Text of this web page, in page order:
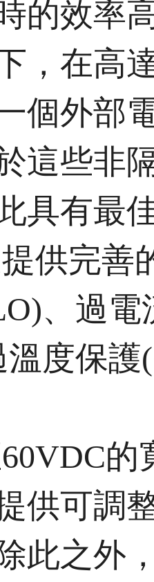
的效率
，在高
個外部
這些非
具有最
供完善
、過電
溫度保護
供可調
此之外